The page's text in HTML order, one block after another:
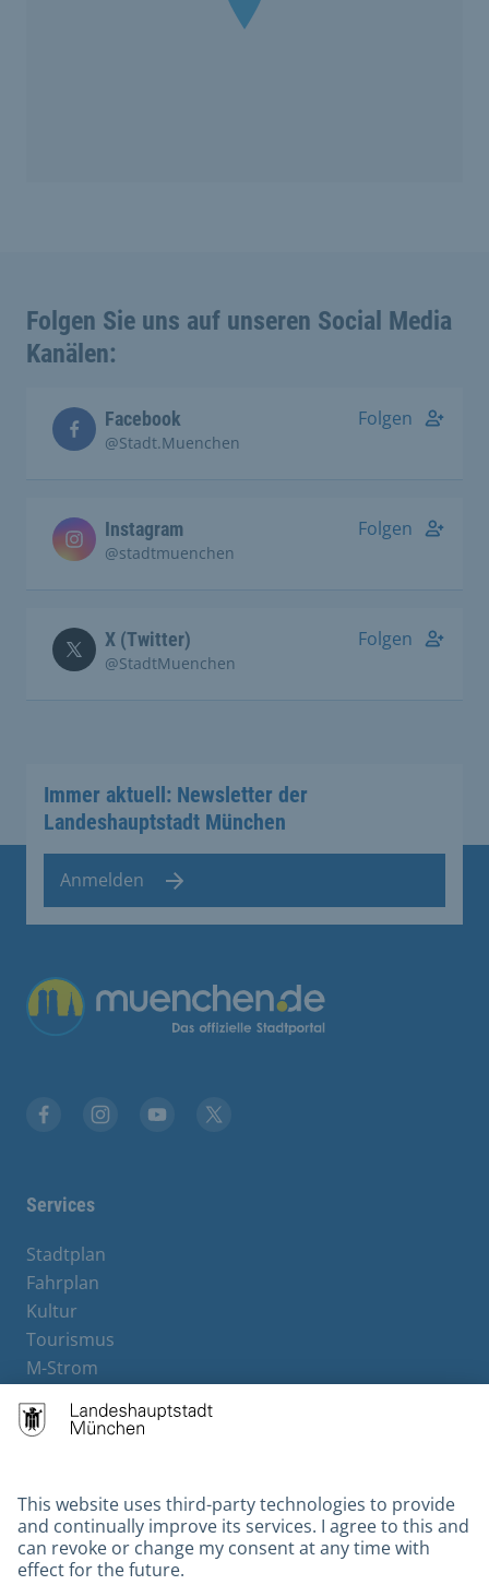
Folgen Sie uns auf unseren Social Media
Kanälen:
Facebook
@Stadt.Muenchen
Folgen
Instagram
@stadtmuenchen
Folgen
X (Twitter)
@StadtMuenchen
Folgen
Immer aktuell: Newsletter der
Landeshauptstadt München
Anmelden
Übergreifende Links
Services
Stadtplan
Fahrplan
Kultur
Tourismus
M-Strom
Hotels
Contact
Barrierefreiheit
Leichte Sprache